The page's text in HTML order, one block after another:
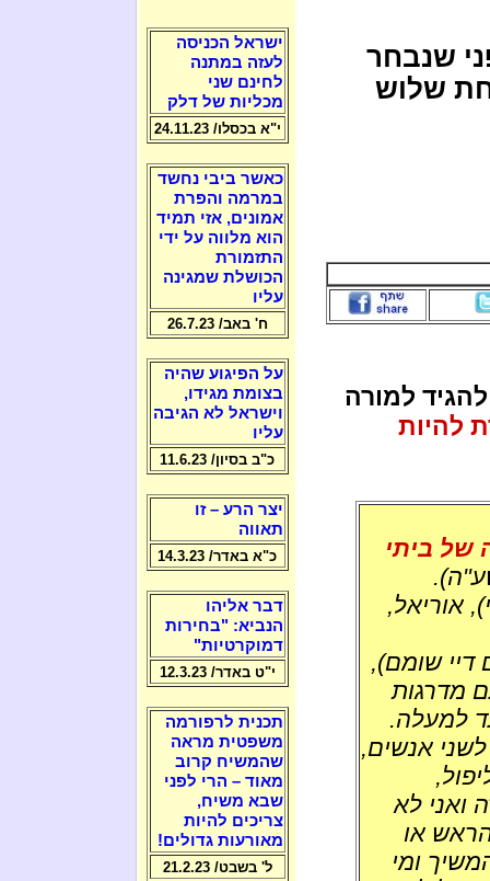
שנבחר
שלוש
למורה
להיות
של ביתי
אוריאל,
דיי שומם),
מדרגות
למעלה.
אנשים,
ואני לא
או
ומי
ישראל הכניסה
לעזה במתנה
לחינם שני
מכליות של דלק
י"א בכסלו/ 24.11.23
כאשר ביבי נחשד
במרמה והפרת
אמונים, אזי תמיד
הוא מלווה על ידי
התזמורת
הכושלת שמגינה
עליו
ח' באב/ 26.7.23
על הפיגוע שהיה
בצומת מגידו,
וישראל לא הגיבה
עליו
כ"ב בסיון/ 11.6.23
יצר הרע – זו
תאווה
כ"א באדר/ 14.3.23
דבר אליהו
הנביא: "בחירות
דמוקרטיות"
י"ט באדר/ 12.3.23
תכנית לרפורמה
משפטית מראה
שהמשיח קרוב
מאוד – הרי לפני
שבא משיח,
צריכים להיות
מאורעות גדולים!
ל' בשבט/ 21.2.23